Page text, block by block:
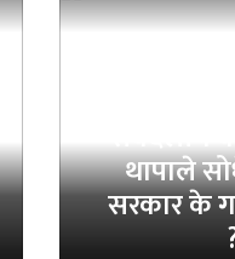
सर्वदलीय
थापाले
सरकार के